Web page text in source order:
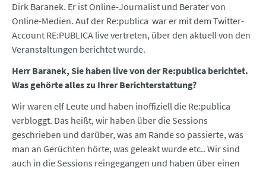
Dirk Baranek. Er ist Online-Journalist und Berater von
Online-Medien. Auf der Re:publica war er mit dem Twitter-
Account RE:PUBLICA live vertreten, über den aktuell von den
Veranstaltungen berichtet wurde.
Herr Baranek, Sie haben live von der Re:publica berichtet.
Was gehörte alles zu Ihrer Berichterstattung?
Wir waren elf Leute und haben inoffiziell die Re:publica
verbloggt. Das heißt, wir haben über die Sessions
geschrieben und darüber, was am Rande so passierte, was
man an Gerüchten hörte, was geleakt wurde etc.. Wir sind
auch in die Sessions reingegangen und haben über einen